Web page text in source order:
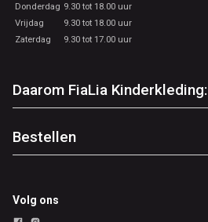
Donderdag 9.30 tot 18.00 uur
Vrijdag
9.30 tot 18.00 uur
Zaterdag
9.30 tot 17.00 uur
Daarom FiaLia Kinderkleding:
Bestellen
Volg ons